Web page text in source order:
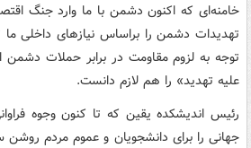
خامنه‌ای که اکنون دشمن با ما وارد جنگ
تهدیدات دشمن را براساس نیازهای داخلی
توجه به لزوم مقاومت در برابر حملات دشمن
علیه تهدید» را هم لازم دانست.
رئیس اندیشکده یقین که تا کنون وجوه
جهانی را برای دانشجویان و عموم مردم